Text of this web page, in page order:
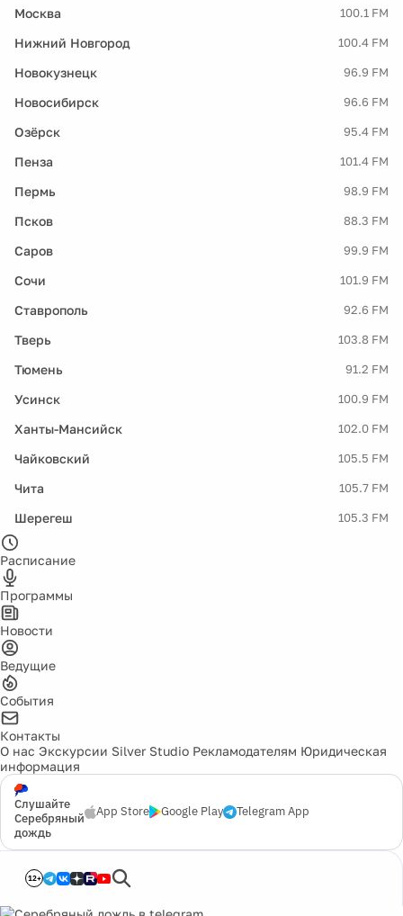
Москва 100.1 FM
Нижний Новгород 100.4 FM
Новокузнецк 96.9 FM
Новосибирск 96.6 FM
Озёрск 95.4 FM
Пенза 101.4 FM
Пермь 98.9 FM
Псков 88.3 FM
Саров 99.9 FM
Сочи 101.9 FM
Ставрополь 92.6 FM
Тверь 103.8 FM
Тюмень 91.2 FM
Усинск 100.9 FM
Ханты-Мансийск 102.0 FM
Чайковский 105.5 FM
Чита 105.7 FM
Шерегеш 105.3 FM
Расписание
Программы
Новости
Ведущие
События
Контакты
О нас Экскурсии Silver Studio Рекламодателям Юридическая
информация
Слушайте
Серебряный
дождь
App Store Google Play Telegram App
12+